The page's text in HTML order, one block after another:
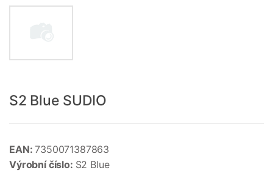
S2 Blue SUDIO
EAN: 7350071387863
Výrobní číslo: S2 Blue